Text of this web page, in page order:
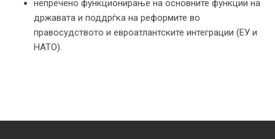
непречено функционирање на основните функции на
државата и поддрѓка на реформите во
правосудството и евроатлантските интеграции (ЕУ и
НАТО).